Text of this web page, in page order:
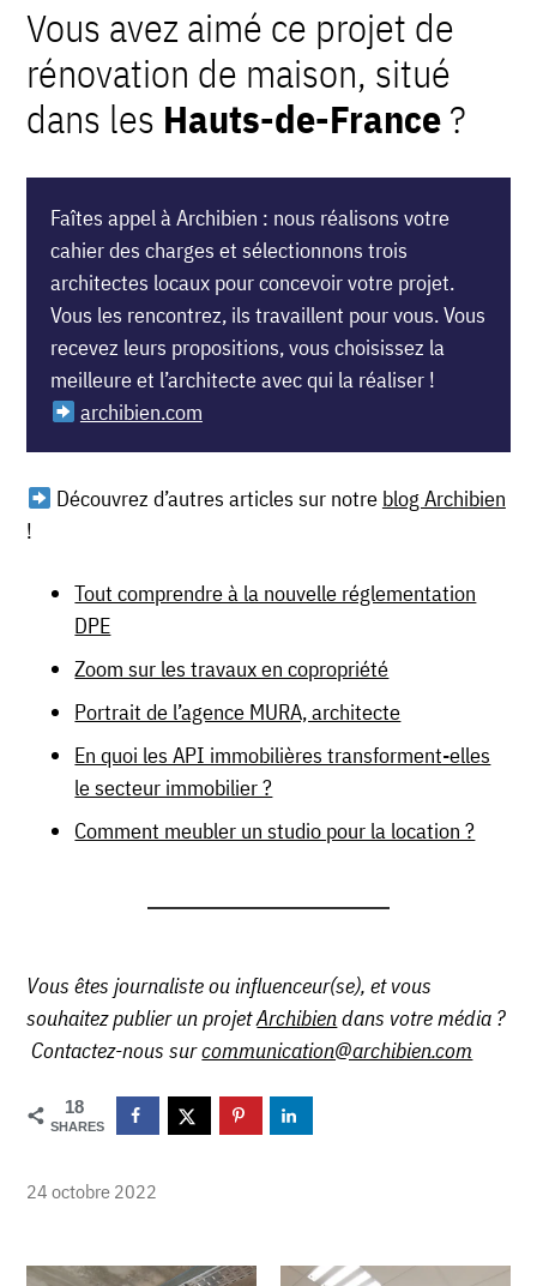
Vous avez aimé ce projet de
rénovation de maison, situé
dans les Hauts-de-France?
Faîtes appel à Archibien : nous réalisons votre
cahier des charges et sélectionnons trois
architectes locaux pour concevoir votre projet.
Vous les rencontrez, ils travaillent pour vous. Vous
recevez leurs propositions, vous choisissez la
meilleure et l’architecte avec qui la réaliser !
archibien.com
Découvrez d’autres articles sur notre blog Archibien
!
Tout comprendre à la nouvelle réglementation
DPE
Zoom sur les travaux en copropriété
Portrait de l’agence MURA, architecte
En quoi les API immobilières transforment-elles
le secteur immobilier ?
Comment meubler un studio pour la location ?
Vous êtes journaliste ou influenceur(se), et vous
souhaitez publier un projetArchibiendans votre média ?
Contactez-nous surcommunication@archibien.com
18
SHARES
24 octobre 2022